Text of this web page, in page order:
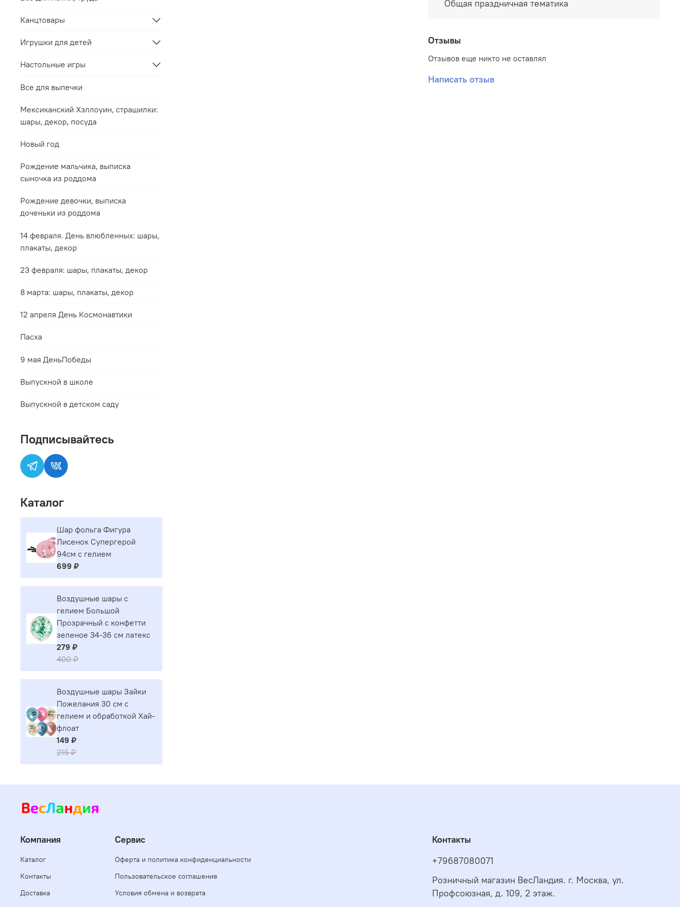
Общая праздничная тематика
Отзывы
Отзывов еще никто не оставлял
Написать отзыв
Канцтовары
Игрушки для детей
Настольные игры
Все для выпечки
Мексиканский Хэллоуин, страшилки:
шары, декор, посуда
Новый год
Рождение мальчика, выписка
сыночка из роддома
Рождение девочки, выписка
доченьки из роддома
14 февраля. День влюбленных: шары,
плакаты, декор
23 февраля: шары, плакаты, декор
8 марта: шары, плакаты, декор
12 апреля День Космонавтики
Пасха
9 мая ДеньПобеды
Выпускной в школе
Выпускной в детском саду
Подписывайтесь
Каталог
Шар фольга Фигура
Лисенок Супергерой
94см с гелием
699 ₽
Воздушные шары с
гелием Большой
Прозрачный с конфетти
зеленое 34-36 см латекс
279 ₽
400 ₽
Воздушные шары Зайки
Пожелания 30 см с
гелием и обработкой Хай-
флоат
149 ₽
215 ₽
Компания
Каталог
Контакты
Доставка
Сервис
Оферта и политика конфиденциальности
Пользовательское соглашение
Условия обмена и возврата
Контакты
+79687080071
Розничный магазин ВесЛандия. г. Москва, ул.
Профсоюзная, д. 109, 2 этаж.